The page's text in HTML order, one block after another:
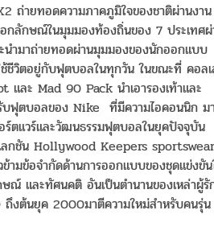
ถ่ายทอดความภาคภูมิใจของชาติผ่านงาน
กลักษณ์ในมุมมองท้องถิ่นของ 7 ประเทศ
ำมาถ่ายทอดผ่านมุมมองของนักออกแบบ
ชีวิตอยู่กับฟุตบอลในทุกวัน ในขณะที่ คอล
ละ Mad 90 Pack นำเอารองเท้าและ
บฟุตบอลของ Nike ที่มีความไอคอนนิก ม
ร์ตแวร์และวัฒนธรรมฟุตบอลในยุคปัจจุบัน
ลกชัน Hollywood Keepers sportswear
มข้อจำกัดด้านการออกแบบของชุดแข่งขั
ณ์ และทัศนคติ อันเป็นตำนานของเหล่าผู้รั
งต้นยุค 2000มาตีความใหม่สำหรับคนรุ่น